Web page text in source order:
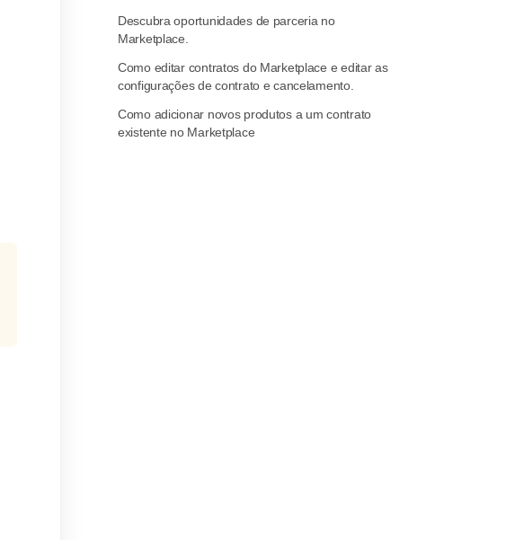
Descubra oportunidades de parceria no
Marketplace.
Como editar contratos do Marketplace e editar as
configurações de contrato e cancelamento.
Como adicionar novos produtos a um contrato
existente no Marketplace